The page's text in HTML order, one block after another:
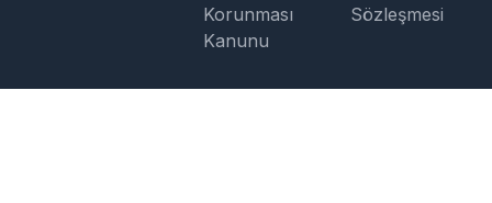
Korunması
Kanunu
Sözleşmesi